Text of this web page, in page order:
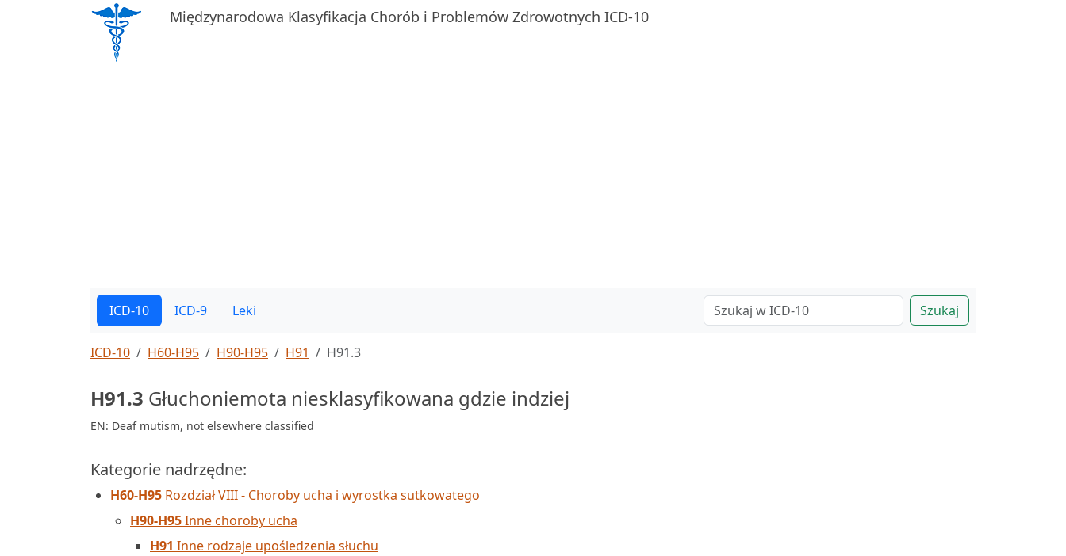
Międzynarodowa Klasyfikacja Chorób i Problemów Zdrowotnych ICD-10
ICD-10 ICD-9 Leki Szukaj
ICD-10 H60-H95 H90-H95 H91 H91.3
H91.3 Głuchoniemota niesklasyfikowana gdzie indziej
EN: Deaf mutism, not elsewhere classified
Kategorie nadrzędne:
H60-H95 Rozdział VIII - Choroby ucha i wyrostka sutkowatego
H90-H95Inne choroby ucha
H91 Inne rodzaje upośledzenia słuchu